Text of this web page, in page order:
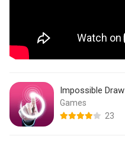
Impossible Draw
23
Games